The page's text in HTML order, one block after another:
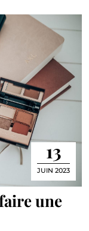
13
JUIN 2023
une